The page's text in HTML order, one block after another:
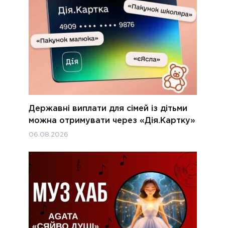
Державні виплати для сімей із дітьми
можна отримувати через «Дія.Картку»
06.08.2026